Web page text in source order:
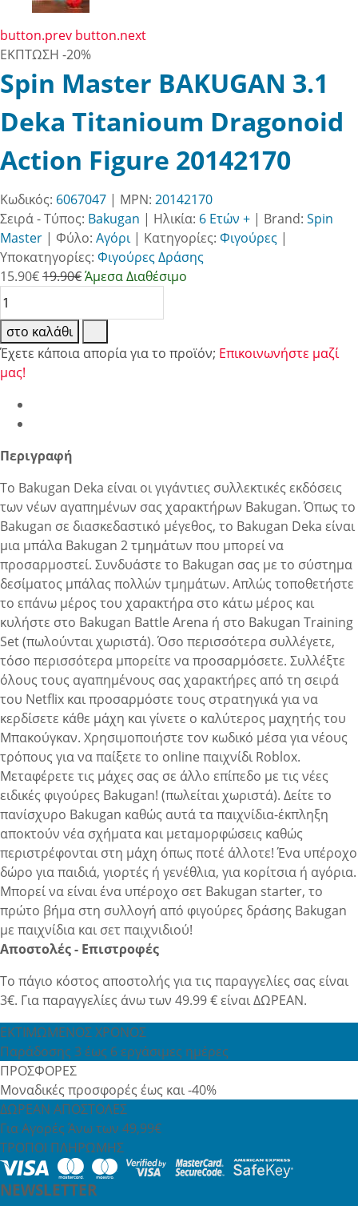
button.prev button.next
ΕΚΠΤΩΣΗ -20%
Spin Master BAKUGAN 3.1
Deka Titanioum Dragonoid
Action Figure 20142170
Κωδικός: 6067047 | MPN: 20142170
Σειρά - Τύπος: Bakugan | Ηλικία: 6 Ετών + | Brand: Spin
Master | Φύλο: Αγόρι| Κατηγορίες: Φιγούρες |
Υποκατηγορίες: Φιγούρες Δράσης
15.90€19.90€Άμεσα Διαθέσιμο
στο καλάθι
Έχετε κάποια απορία για το προϊόν; Επικοινωνήστε μαζί
μας!
Περιγραφή
Το Bakugan Deka είναι οι γιγάντιες συλλεκτικές εκδόσεις
των νέων αγαπημένων σας χαρακτήρων Bakugan. Όπως το
Bakugan σε διασκεδαστικό μέγεθος, το Bakugan Deka είναι
μια μπάλα Bakugan 2 τμημάτων που μπορεί να
προσαρμοστεί. Συνδυάστε το Bakugan σας με το σύστημα
δεσίματος μπάλας πολλών τμημάτων. Απλώς τοποθετήστε
το επάνω μέρος του χαρακτήρα στο κάτω μέρος και
κυλήστε στο Bakugan Battle Arena ή στο Bakugan Training
Set (πωλούνται χωριστά). Όσο περισσότερα συλλέγετε,
τόσο περισσότερα μπορείτε να προσαρμόσετε. Συλλέξτε
όλους τους αγαπημένους σας χαρακτήρες από τη σειρά
του Netflix και προσαρμόστε τους στρατηγικά για να
κερδίσετε κάθε μάχη και γίνετε ο καλύτερος μαχητής του
Μπακούγκαν. Χρησιμοποιήστε τον κωδικό μέσα για νέους
τρόπους για να παίξετε το online παιχνίδι Roblox.
Μεταφέρετε τις μάχες σας σε άλλο επίπεδο με τις νέες
ειδικές φιγούρες Bakugan! (πωλείται χωριστά). Δείτε το
πανίσχυρο Bakugan καθώς αυτά τα παιχνίδια-έκπληξη
αποκτούν νέα σχήματα και μεταμορφώσεις καθώς
περιστρέφονται στη μάχη όπως ποτέ άλλοτε! Ένα υπέροχο
δώρο για παιδιά, γιορτές ή γενέθλια, για κορίτσια ή αγόρια.
Μπορεί να είναι ένα υπέροχο σετ Bakugan starter, το
πρώτο βήμα στη συλλογή από φιγούρες δράσης Bakugan
με παιχνίδια και σετ παιχνιδιού!
Αποστολές - Επιστροφές
Το πάγιο κόστος αποστολής για τις παραγγελίες σας είναι
3€. Για παραγγελίες άνω των 49.99 € είναι ΔΩΡΕΑΝ.
ΕΚΤΙΜΩΜΕΝΟΣ ΧΡΟΝΟΣ
Παράδοσης 3 έως 6 εργάσιμες ημέρες
ΠΡΟΣΦΟΡΕΣ
Μοναδικές προσφορές έως και -40%
ΔΩΡΕΑΝ ΑΠΟΣΤΟΛΕΣ
Για Αγορές Άνω των 49,99€
ΤΡΟΠΟΙ ΠΛΗΡΩΜΗΣ
NEWSLETTER